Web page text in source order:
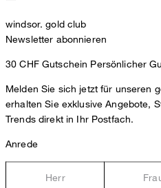
windsor. gold club
Newsletter abonnieren
30 CHF Gutschein Persönlicher
Melden Sie sich jetzt für unseren
erhalten Sie exklusive Angebote,
Trends direkt in Ihr Postfach.
Anrede
Herr